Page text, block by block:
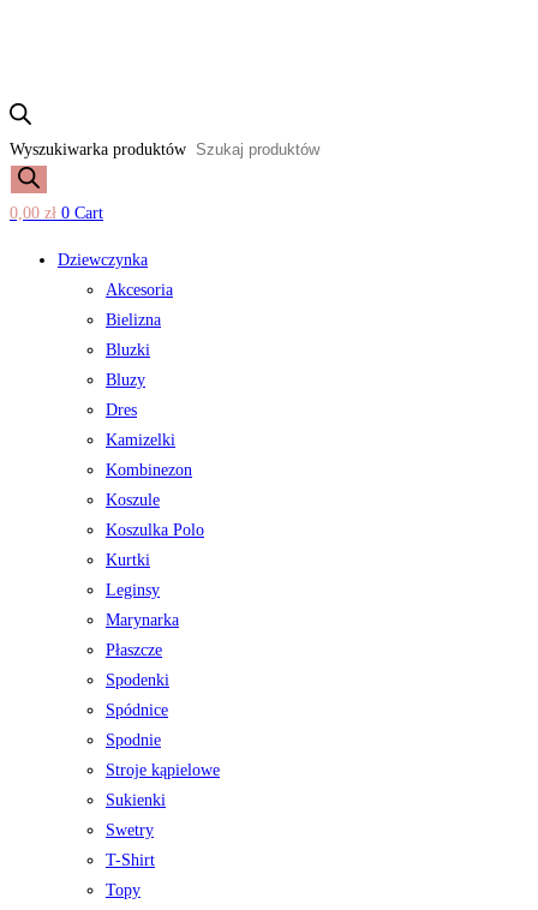
Wyszukiwarka produktów
0,00 zł 0 Cart
Dziewczynka
Akcesoria
Bielizna
Bluzki
Bluzy
Dres
Kamizelki
Kombinezon
Koszule
Koszulka Polo
Kurtki
Leginsy
Marynarka
Płaszcze
Spodenki
Spódnice
Spodnie
Stroje kąpielowe
Sukienki
Swetry
T-Shirt
Topy